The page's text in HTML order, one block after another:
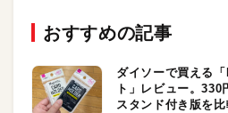
おすすめの記事
ダイソーで買える
ト」レビュー。
スタンド付き版を比